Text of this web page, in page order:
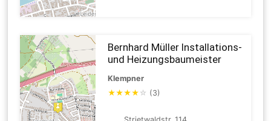
Bernhard Müller Installations-
und Heizungsbaumeister
Klempner
★★★★ ☆ (3)